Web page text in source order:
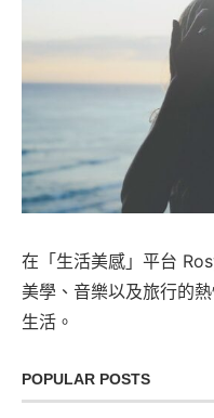
在「生活美感」平台
美學、音樂以及旅行的
生活。
POPULAR POSTS